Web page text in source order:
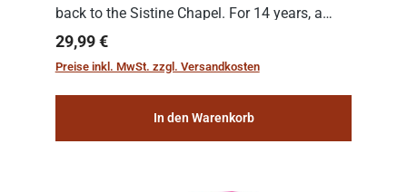
back to the Sistine Chapel. For 14 years, a
team of experts from the Vatican undertook
the meticulous job of cleaning and
Regulärer Preis:
29,99 €
Preise inkl. MwSt. zzgl. Versandkosten
In den Warenkorb